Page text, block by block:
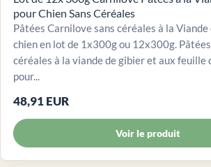
pour Chien Sans Céréales
Pâtées Carnilove sans céréales à la
chien en lot de 1x300g ou 12x300g.
céréales à la viande de gibier et aux feuille
pour...
48,91 EUR
Voir le produit